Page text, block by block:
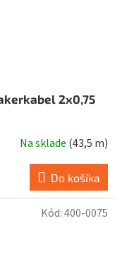
2x0,75
Na sklade (43,5 m)
Do košíka
Kód:400-0075